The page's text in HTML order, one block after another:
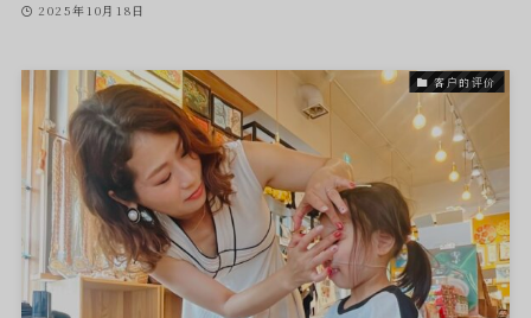
2025年10月18日
客户的评价